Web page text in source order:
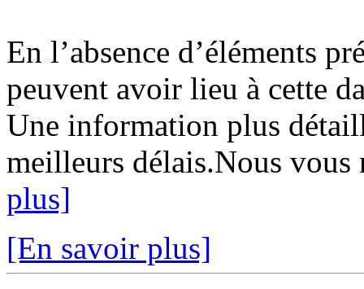
En l’absence d’éléments
peuvent avoir lieu à cette
Une information plus
meilleurs délais.Nous vous
plus]
[En savoir plus]